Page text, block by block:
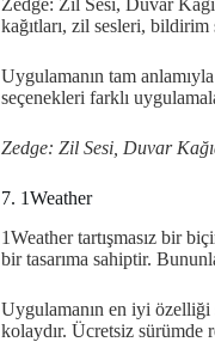
kağıtları, zil sesleri,
Uygulamanın tam
seçenekleri farklı
Zedge: Zil Sesi, Duvar
7. 1Weather
1Weather tartışmasız bir
bir tasarıma sahiptir.
Uygulamanın en iyi özelliği
kolaydır. Ücretsiz sürümde